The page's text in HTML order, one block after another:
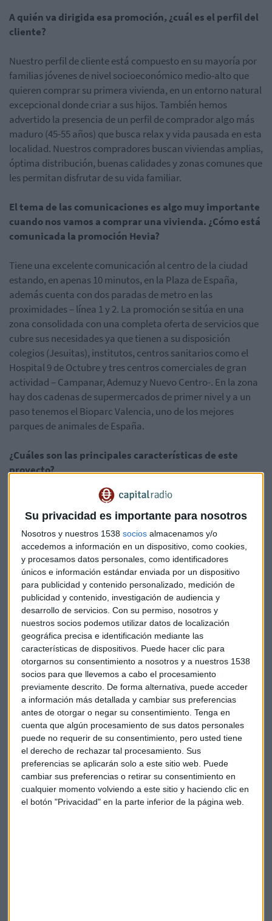
Su privacidad es importante para nosotros
Nosotros y nuestros 1538 socios almacenamos y/o
accedemos a información en un dispositivo, como cookies,
y procesamos datos personales, como identificadores
únicos e información estándar enviada por un dispositivo
para publicidad y contenido personalizado, medición de
publicidad y contenido, investigación de audiencia y
desarrollo de servicios. Con su permiso, nosotros y
nuestros socios podemos utilizar datos de localización
geográfica precisa e identificación mediante las
características de dispositivos. Puede hacer clic para
otorgarnos su consentimiento a nosotros y a nuestros 1538
socios para que llevemos a cabo el procesamiento
previamente descrito. De forma alternativa, puede acceder
a información más detallada y cambiar sus preferencias
antes de otorgar o negar su consentimiento. Tenga en
cuenta que algún procesamiento de sus datos personales
puede no requerir de su consentimiento, pero usted tiene
el derecho de rechazar tal procesamiento. Sus
preferencias se aplicarán solo a este sitio web. Puede
cambiar sus preferencias o retirar su consentimiento en
cualquier momento volviendo a este sitio y haciendo clic en
el botón "Privacidad" en la parte inferior de la página web.
A quién va dirigida esa promoción, ¿cuál es el perfil del
cliente?
Nuestro perfil de cliente está compuesto en su mayoría por
familias jóvenes de nivel socioeconómico medio-alto que
quieren comprar su primera vivienda, en un entorno natural
excepcional donde criar a sus hijos. También hemos
advertido la presencia de un perfil de comprador algo más
maduro (45-55 años) que busca relax y vida pausada en esta
localidad. Nuestros compradores buscan viviendas amplias,
óptima distribución, buenas calidades y zonas comunes que
les permitan disfrutar de su vida familiar.
El tema de las comunicaciones es algo muy importante
cuando nos vamos a comprar una vivienda. ¿Cómo está
comunicada la promoción Hevia?
Tiene una excelente comunicación al centro de la ciudad
estando, en apenas 10 minutos, en la Plaza de España,
además cuenta con dos paradas de metro en las
proximidades – línea 1 y 2. La promoción se sitúa en una
zona consolidada con una completa oferta de servicios que
cubre sus necesidades ya que tienen a su disposición
colegios (Jesuitas), institutos, centros sanitarios como el
Hospital 9 de Octubre y tres centros comerciales de gran
actividad – Campanar, Ademuz y Nuevo Centro-. En la zona
hay dos cadenas de supermercados de primer nivel y a un
paso tenemos el Bioparc Valencia, uno de los mejores
parques de animales de España.
¿Cuáles son las principales características de este
proyecto?
, AEDAS Heviaes un complejo
residencial de 220 viviendas, de 2, 3 y 4 dormitorios, todas
con amplias terrazas y calidades inmejorables. Cada
vivienda cuenta con trastero y plaza de garaje situadas en
planta sótano. Además, si tu vehículo es eléctrico, también
lo hemos tenido en cuenta. Y si prefieres moverte en
bicicleta,AEDAS Heviadispone de un espacio comunitario
para poder guardarla sin perder espacio útil en casa ni en el
trastero.
La urbanización se ha ideado combinando en armonía
plantas distintas y viviendas diferentes. Esta disposición
permite una singular distribución que hace única cada
vivienda, incluyendo áticos y sobreáticos retranqueados en
los últimos pisos para disfrutar de unas increíbles vistas.
AEDAS Hevia también ofrece una espectacular piscina
integrada en la urbanización, rodeada de espacios verdes
para disfrutar del clima mediterráneo. Adicionalmente, la
promoción dispone de gimnasio, club social, ludoteca y
áreas infantiles para que los más pequeños de la casa se lo
pasen en grande.